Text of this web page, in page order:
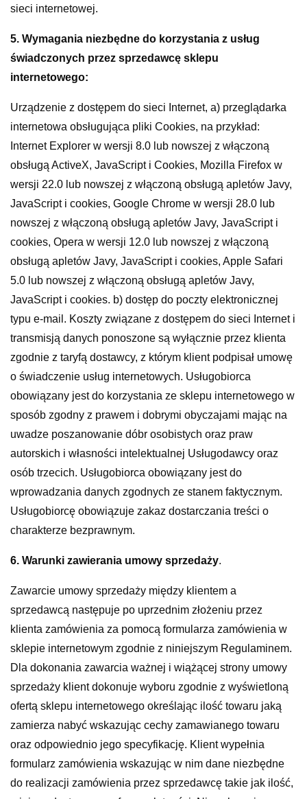
sieci internetowej.
5. Wymagania niezbędne do korzystania z usług
świadczonych przez sprzedawcę sklepu
internetowego:
Urządzenie z dostępem do sieci Internet, a) przeglądarka
internetowa obsługująca pliki Cookies, na przykład:
Internet Explorer w wersji 8.0 lub nowszej z włączoną
obsługą ActiveX, JavaScript i Cookies, Mozilla Firefox w
wersji 22.0 lub nowszej z włączoną obsługą apletów Javy,
JavaScript i cookies, Google Chrome w wersji 28.0 lub
nowszej z włączoną obsługą apletów Javy, JavaScript i
cookies, Opera w wersji 12.0 lub nowszej z włączoną
obsługą apletów Javy, JavaScript i cookies, Apple Safari
5.0 lub nowszej z włączoną obsługą apletów Javy,
JavaScript i cookies. b) dostęp do poczty elektronicznej
typu e-mail. Koszty związane z dostępem do sieci Internet i
transmisją danych ponoszone są wyłącznie przez klienta
zgodnie z taryfą dostawcy, z którym klient podpisał umowę
o świadczenie usług internetowych. Usługobiorca
obowiązany jest do korzystania ze sklepu internetowego w
sposób zgodny z prawem i dobrymi obyczajami mając na
uwadze poszanowanie dóbr osobistych oraz praw
autorskich i własności intelektualnej Usługodawcy oraz
osób trzecich. Usługobiorca obowiązany jest do
wprowadzania danych zgodnych ze stanem faktycznym.
Usługobiorcę obowiązuje zakaz dostarczania treści o
charakterze bezprawnym.
6. Warunki zawierania umowy sprzedaży.
Zawarcie umowy sprzedaży między klientem a
sprzedawcą następuje po uprzednim złożeniu przez
klienta zamówienia za pomocą formularza zamówienia w
sklepie internetowym zgodnie z niniejszym Regulaminem.
Dla dokonania zawarcia ważnej i wiążącej strony umowy
sprzedaży klient dokonuje wyboru zgodnie z wyświetloną
ofertą sklepu internetowego określając ilość towaru jaką
zamierza nabyć wskazując cechy zamawianego towaru
oraz odpowiednio jego specyfikację. Klient wypełnia
formularz zamówienia wskazując w nim dane niezbędne
do realizacji zamówienia przez sprzedawcę takie jak ilość,